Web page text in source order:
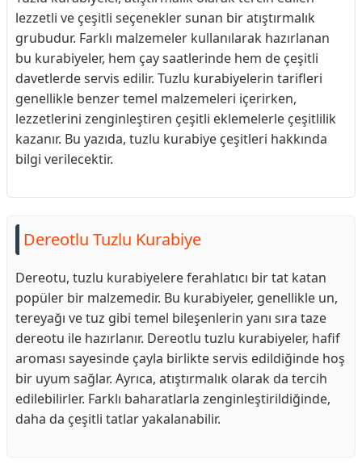
lezzetli ve çeşitli seçenekler sunan bir atıştırmalık
grubudur. Farklı malzemeler kullanılarak hazırlanan
bu kurabiyeler, hem çay saatlerinde hem de çeşitli
davetlerde servis edilir. Tuzlu kurabiyelerin tarifleri
genellikle benzer temel malzemeleri içerirken,
lezzetlerini zenginleştiren çeşitli eklemelerle çeşitlilik
kazanır. Bu yazıda, tuzlu kurabiye çeşitleri hakkında
bilgi verilecektir.
Dereotlu Tuzlu Kurabiye
Dereotu, tuzlu kurabiyelere ferahlatıcı bir tat katan
popüler bir malzemedir. Bu kurabiyeler, genellikle un,
tereyağı ve tuz gibi temel bileşenlerin yanı sıra taze
dereotu ile hazırlanır. Dereotlu tuzlu kurabiyeler, hafif
aroması sayesinde çayla birlikte servis edildiğinde hoş
bir uyum sağlar. Ayrıca, atıştırmalık olarak da tercih
edilebilirler. Farklı baharatlarla zenginleştirildiğinde,
daha da çeşitli tatlar yakalanabilir.